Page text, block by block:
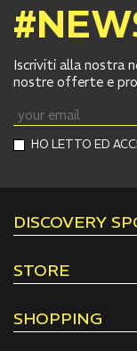
Iscriviti alla nostra
nostre offerte e
HO LETTO ED
DISCOVERY
STORE
SHOPPING